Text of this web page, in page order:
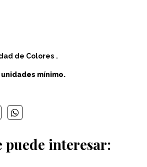
de Colores .
unidades mínimo.
puede interesar: